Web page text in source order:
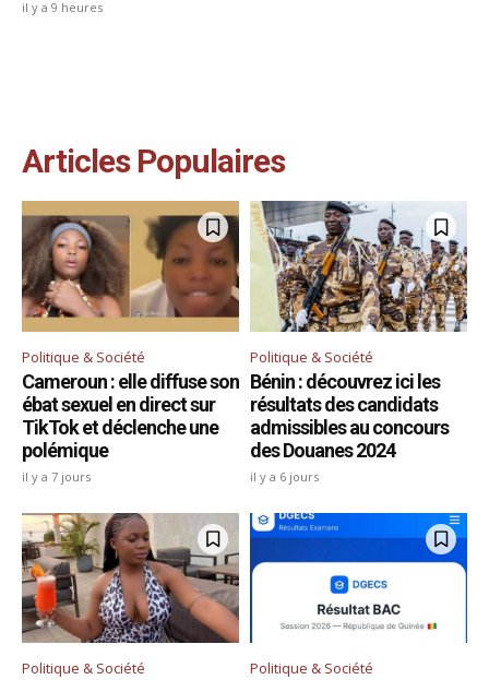
il y a 9 heures
Articles Populaires
Politique & Société
Cameroun : elle diffuse son
ébat sexuel en direct sur
TikTok et déclenche une
polémique
il y a 7 jours
Politique & Société
Bénin : découvrez ici les
résultats des candidats
admissibles au concours
des Douanes 2024
il y a 6 jours
Politique & Société Politique & Société